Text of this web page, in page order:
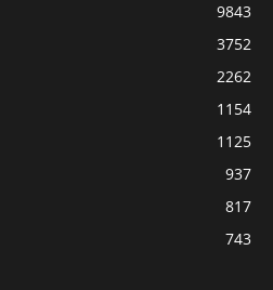
9843
3752
2262
1154
1125
937
817
743